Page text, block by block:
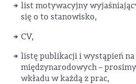
list motywacyjny
się o to stanowisko,
CV,
listę publikacji i wystąpień
międzynarodowych –
wkładu w każdą z prac,